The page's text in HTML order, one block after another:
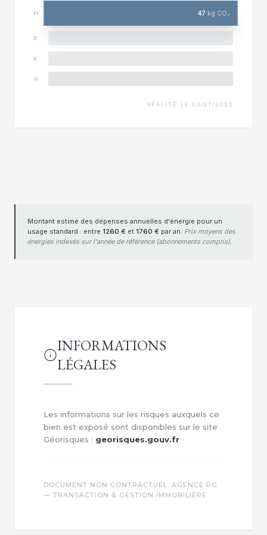
D 47 kg CO₂
E
F
G
RÉALISÉ LE 03/07/2025
Montant estimé des dépenses annuelles d'énergie pour un
usage standard : entre 1260 € et 1760 € par an. Prix moyens des
énergies indexés sur l'année de référence (abonnements compris).
INFORMATIONS
LÉGALES
Les informations sur les risques auxquels ce
bien est exposé sont disponibles sur le site
Géorisques : georisques.gouv.fr
DOCUMENT NON CONTRACTUEL. AGENCE RG
— TRANSACTION & GESTION IMMOBILIÈRE.